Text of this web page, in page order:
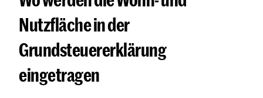
Nutzfläche in der
Grundsteuererklärung
eingetragen